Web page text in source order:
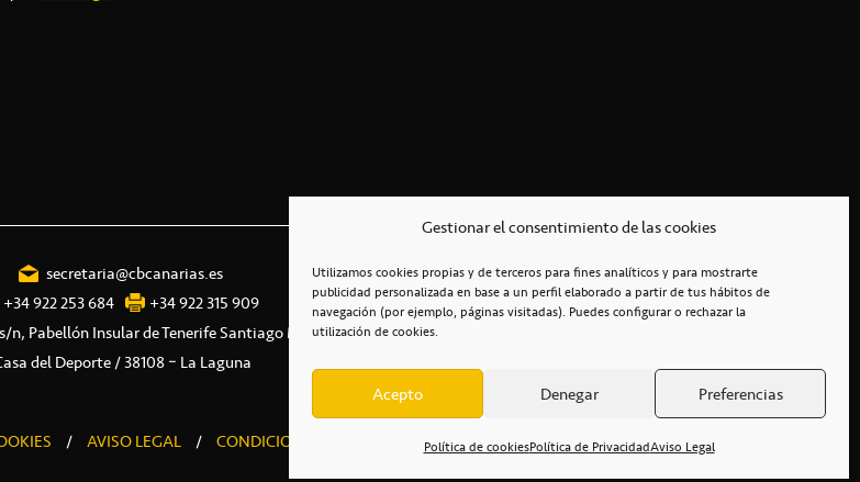
Gestionar el consentimiento de las cookies
Utilizamos cookies propias y de terceros para fines analíticos y para mostrarte
publicidad personalizada en base a un perfil elaborado a partir de tus hábitos de
navegación (por ejemplo, páginas visitadas). Puedes configurar o rechazar la
utilización de cookies.
Acepto Denegar Preferencias
Política de cookiesPolítica de PrivacidadAviso Legal
secretaria@cbcanarias.es
+34 922 253 684
+34 922 315 909
n, Pabellón Insular de Tenerife Santiago Martín
del Deporte / 38108 – La Laguna
/ AVISO LEGAL / CONDICIONES COMERCIALES / ACCESIBILIDAD